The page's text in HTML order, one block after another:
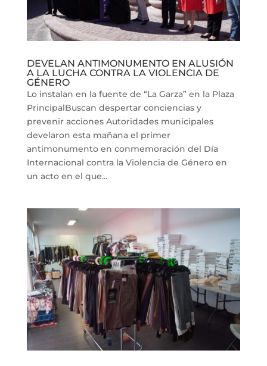
DEVELAN ANTIMONUMENTO EN ALUSIÓN
A LA LUCHA CONTRA LA VIOLENCIA DE
GÉNERO
Lo instalan en la fuente de “La Garza” en la Plaza
PrincipalBuscan despertar conciencias y
prevenir acciones Autoridades municipales
develaron esta mañana el primer
antimonumento en conmemoración del Día
Internacional contra la Violencia de Género en
un acto en el que...